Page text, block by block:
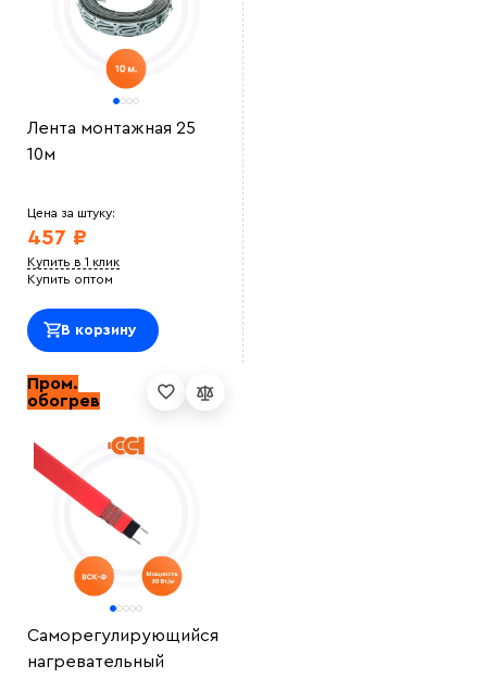
Лента монтажная 25
10м
Цена за штуку:
457 ₽
Купить в 1 клик
Купить оптом
В корзину
Пром.
обогрев
Саморегулирующийся
нагревательный